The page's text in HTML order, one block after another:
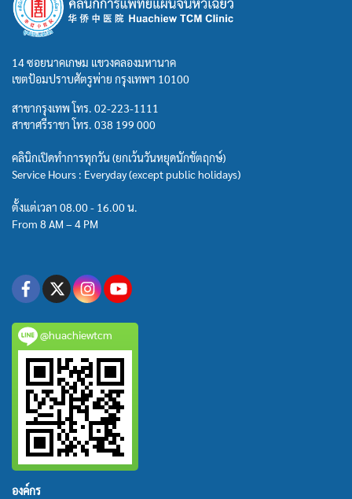
14 ซอยนาคเกษม แขวงคลองมหานาค
เขตป้อมปราบศัตรูพ่าย กรุงเทพฯ 10100
สาขากรุงเทพ โทร. 02-223-1111
สาขาศรีราชา โทร. 038 199 000
คลินิกเปิดทำการทุกวัน (ยกเว้นวันหยุดนักขัตฤกษ์)
Service Hours : Everyday (except public holidays)
ตั้งแต่เวลา 08.00 - 16.00 น.
From 8 AM – 4 PM
@huachiewtcm
องค์กร